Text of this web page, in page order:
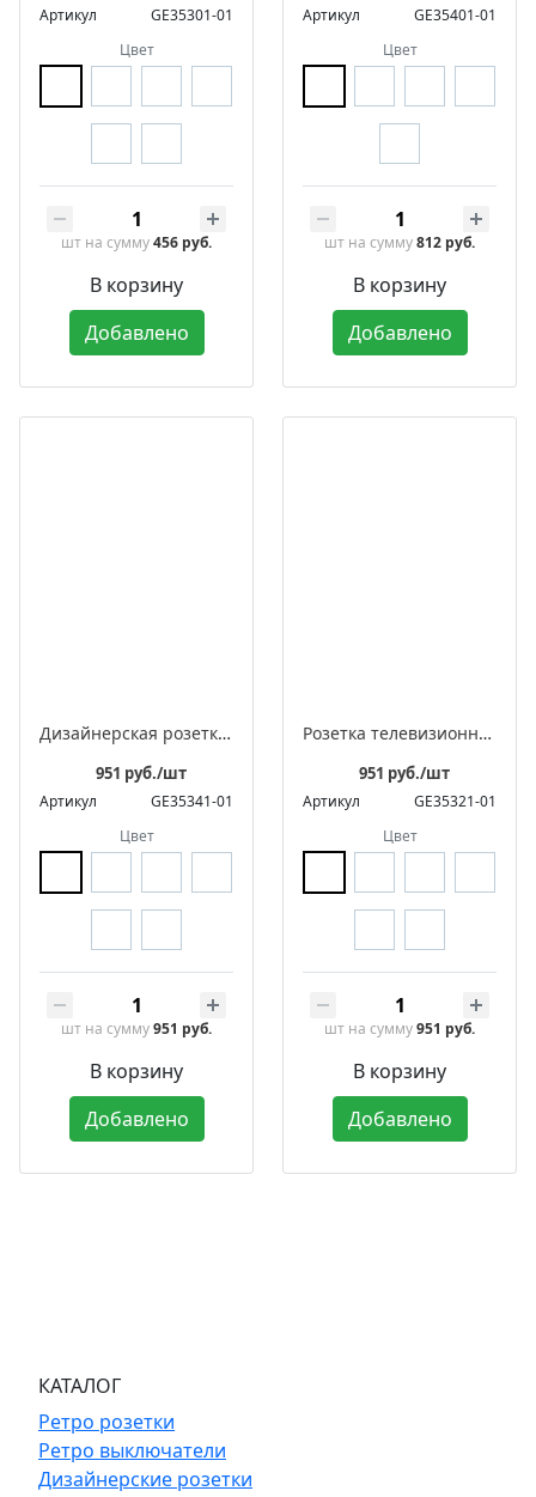
Артикул
GE35301-01
Цвет
шт на сумму456 руб.
В корзину
Добавлено
Артикул
GE35401-01
Цвет
шт на сумму812 руб.
В корзину
Добавлено
Дизайнерская розетка для интернета встраиваемая, серия «ЛАХТА» / «ЛАХТА Оптима»
951 руб./шт
Артикул
GE35341-01
Цвет
шт на сумму951 руб.
В корзину
Добавлено
Розетка телевизионная дизайнерская оконечная встраиваемая, серия «ЛАХТА» / «ЛАХТА Оптима»
951 руб./шт
Артикул
GE35321-01
Цвет
шт на сумму951 руб.
В корзину
Добавлено
КАТАЛОГ
Ретро розетки
Ретро выключатели
Дизайнерские розетки